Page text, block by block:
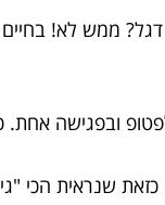
ממש לא! בחיים
ובפגישה אחת.
שנראית הכי